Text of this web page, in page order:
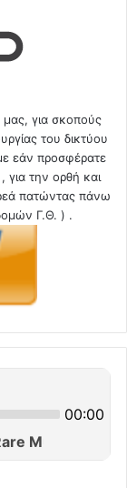
για σκοπούς
του δικτύου
εάν προσφέρατε
την ορθή και
πατώντας πάνω
Γ.Θ. ) .